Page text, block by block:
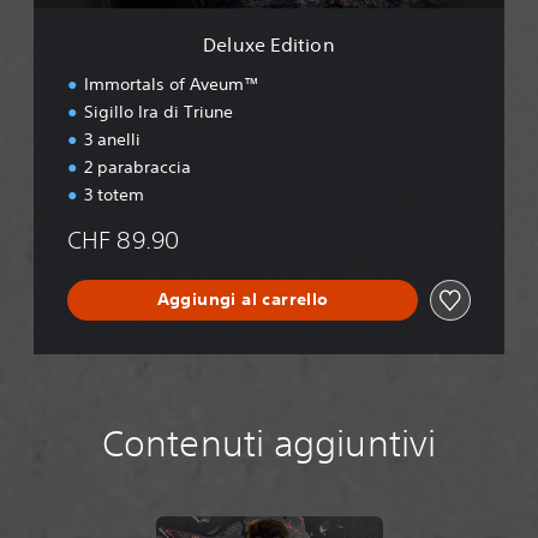
Deluxe Edition
Immortals of Aveum™
Sigillo Ira di Triune
3 anelli
2 parabraccia
3 totem
CHF 89.90
Aggiungi al carrello
Contenuti aggiuntivi